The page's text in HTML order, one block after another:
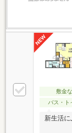
敷金
バス・ト
新生活に